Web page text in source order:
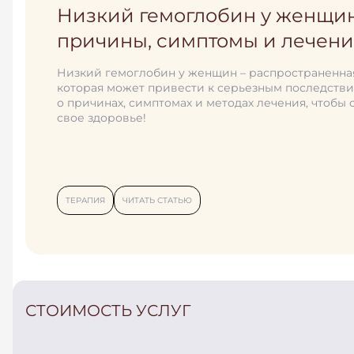
Боль в шейном отделе отдает
голову: что следует делать?
Малоподвижный образ жизни, длительная
также бесконечное нахождение за компьютером
экраном смартфона в прямом смысле слишком
перегружают нашу шею статичным напряжением в
ТЕРАПИЯ ЧИТАТЬ СТАТЬЮ
Низкий гемоглобин у
причины, симптомы и
Низкий гемоглобин у женщин –
которая может привести к серьезным
о причинах, симптомах и методах лечения, чтобы
свое здоровье!
ТЕРАПИЯ ЧИТАТЬ СТАТЬЮ
СТОИМОСТЬ УСЛУГ